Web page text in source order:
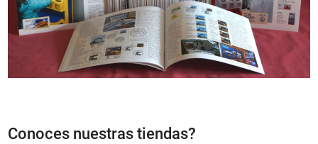
Conoces nuestras tiendas?